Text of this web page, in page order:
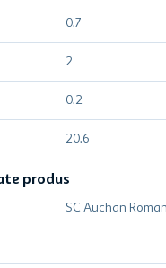
0.7
2
0.2
20.6
produs
SC Auchan